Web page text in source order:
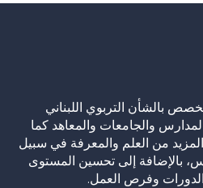
بالشأن التربوي اللبناني
والجامعات والمعاهد كما
من العلم والمعرفة في سبيل
بالإضافة إلى تحسين المستوى
وفرص العمل.